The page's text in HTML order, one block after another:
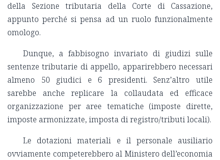
della Sezione tributaria della Corte di Cassazione,
appunto perché si pensa ad un ruolo funzionalmente
omologo.
Dunque, a fabbisogno invariato di giudizi sulle
sentenze tributarie di appello, apparirebbero necessari
almeno 50 giudici e 6 presidenti. Senz’altro utile
sarebbe anche replicare la collaudata ed efficace
organizzazione per aree tematiche (imposte dirette,
imposte armonizzate, imposta di registro/tributi locali).
Le dotazioni materiali e il personale ausiliario
ovviamente competerebbero al Ministero dell’economia